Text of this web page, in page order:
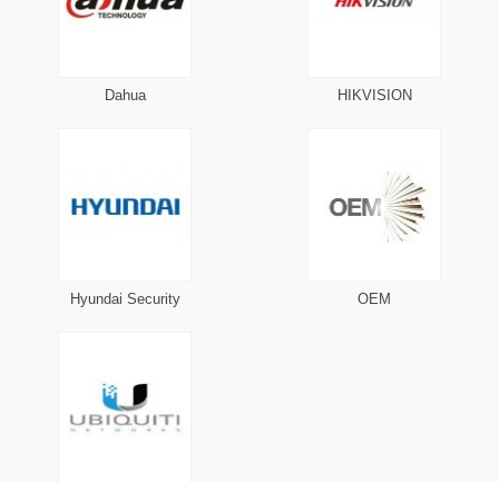
Dahua HIKVISION
Hyundai Security OEM